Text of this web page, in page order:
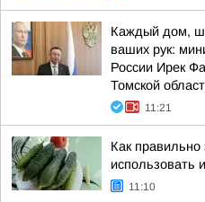
Каждый дом,
ваших рук:
России Ирек
Томской
11:21
Как
использовать
11:10